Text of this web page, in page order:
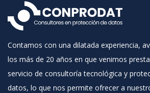
Contamos con una dilatada experiencia,
los más de 20 años en que venimos
servicio de consultoría tecnológica y
datos, lo que nos permite ofrecer a